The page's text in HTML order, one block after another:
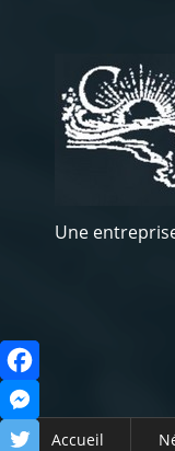
Une
Accueil